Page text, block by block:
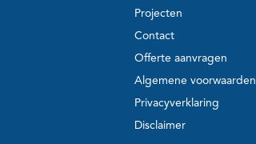
Projecten
Contact
Offerte aanvragen
Algemene voorwaarden
Privacyverklaring
Disclaimer